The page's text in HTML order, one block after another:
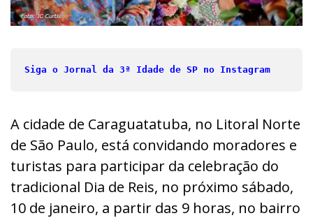
Siga o Jornal da 3ª Idade de SP no Instagram
A cidade de Caraguatatuba, no Litoral Norte
de São Paulo, está convidando moradores e
turistas para participar da celebração do
tradicional Dia de Reis, no próximo sábado,
10 de janeiro, a partir das 9 horas, no bairro